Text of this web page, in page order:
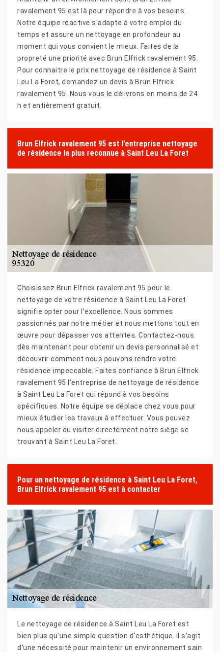
ravalement 95 est là pour répondre à vos besoins.
Notre équipe réactive s'adapte à votre emploi du
temps et assure un nettoyage en profondeur au
moment qui vous convient le mieux. Faites de la
propreté une priorité avec Brun Elfrick ravalement 95.
Pour connaitre le prix nettoyage de résidence à Saint
Leu La Foret, demandez un devis à Brun Elfrick
ravalement 95. Nous vous le délivrons en moins de 24
h et entièrement gratuit.
Brun Elfrick ravalement 95 est l’entreprise nettoyage
de résidence la plus reconnue à Saint Leu La Foret
Choisissez Brun Elfrick ravalement 95 pour le
nettoyage de votre résidence à Saint Leu La Foret
signifie opter pour l'excellence. Nous sommes
passionnés par notre métier et nous mettons tout en
œuvre pour dépasser vos attentes. Contactez-nous
dès maintenant pour obtenir un devis personnalisé et
découvrir comment nous pouvons rendre votre
résidence impeccable. Faites confiance à Brun Elfrick
ravalement 95 l’entreprise de nettoyage de résidence
à Saint Leu La Foret qui répond à vos besoins
spécifiques. Notre équipe se déplace chez vous pour
mieux étudier les travaux à effectuer. Vous pouvez
nous appeler ou visiter directement notre siège se
trouvant à Saint Leu La Foret.
Pour un nettoyage de résidence à Saint Leu La Foret,
Brun Elfrick ravalement 95 est à contacter
Le nettoyage de résidence à Saint Leu La Foret est
bien plus qu'une simple question d'esthétique. Il s'agit
d'une nécessité pour maintenir un environnement sain